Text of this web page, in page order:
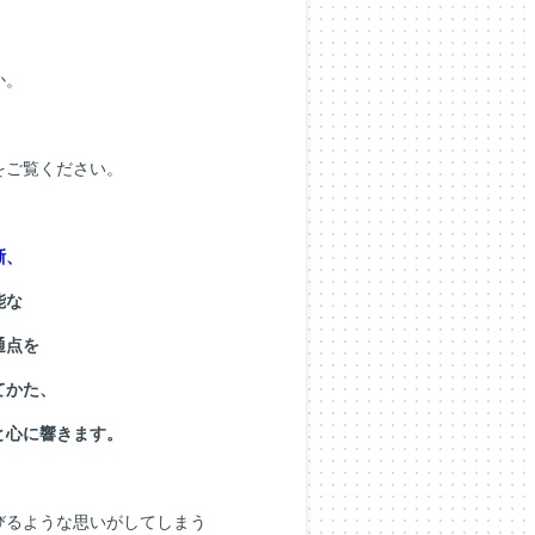
覧ください。
な
点を
た、
に響きます。
ような思いがしてしまう